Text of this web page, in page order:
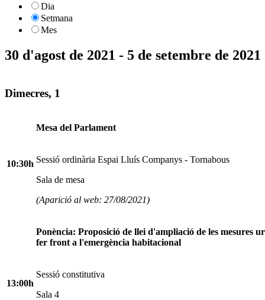
Dia
Setmana
Mes
30 d'agost de 2021 - 5 de setembre de 2021
Dimecres, 1
10:30h
Mesa del Parlament
Sessió ordinària Espai Lluís Companys - Tornabous
Sala de mesa
(Aparició al web: 27/08/2021)
13:00h
Ponència: Proposició de llei d'ampliació de les mesures
fer front a l'emergència habitacional
Sessió constitutiva
Sala 4